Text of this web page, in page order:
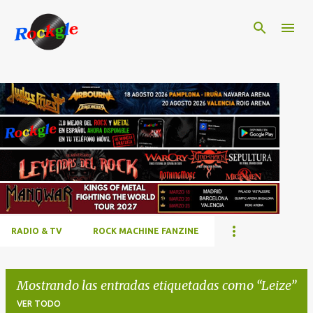
RADIO & TV ROCK MACHINE FANZINE
Mostrando las entradas etiquetadas como Leize
VER TODO